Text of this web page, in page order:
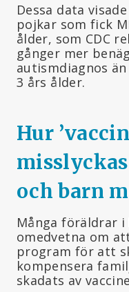
Dessa data
pojkar som fick
ålder, som CDC
gånger mer
autismdiagnos
3 års ålder.
Hur
och barn
Många föräldrar
omedvetna om
program för att
kompensera
skadats av